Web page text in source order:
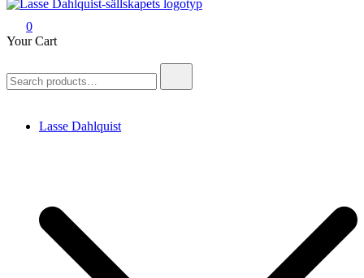
Lasse Dahlquist-sällskapet
Allt om Lasse Dahlquist – kompositör, musiker, artist, kåsör och
skådespelare
0
Your Cart
for:
Lasse Dahlquist